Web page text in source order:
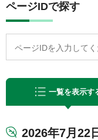
ページIDで探す
一覧を表示す
2026年7月22